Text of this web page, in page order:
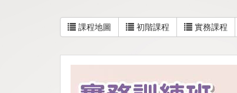
課程地圖 初階課程 實務課程